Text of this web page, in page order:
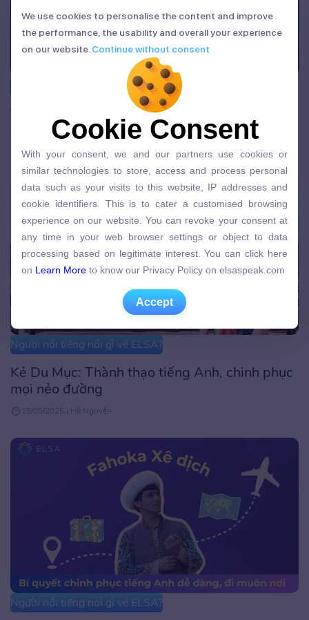
Người nổi tiếng nói gì về ELSA?
Thạc sĩ Lê Âu Ngân Anh và bí kíp học tiếng
Anh cùng ELSA Speak cực hay
01/01/2026 | Admin
Người nổi tiếng nói gì về ELSA?
Kẻ Du Mục: Thành thạo tiếng Anh, chinh phục
mọi nẻo đường
19/05/2025 | Hà Nguyễn
Người nổi tiếng nói gì về ELSA?
We use cookies to personalise the content and improve
the performance, the usability and overall your experience
Continue without consent
Cookie Consent
similar technologies to store, access and process personal
data such as your visits to this website, IP addresses and
cookie identifiers. This is to cater a customised browsing
experience on our website. You can revoke your consent at
any time in your web browser settings or object to data
processing based on legitimate interest. You can click here
on
Learn More to know our Privacy Policy on elsaspeak.com
We use cookies to personalise the content and improve
the performance, the usability and overall your experience
on our website. Continue without consent
Cookie Consent
With your consent, we and our partners use cookies or
similar technologies to store, access and process personal
data such as your visits to this website, IP addresses and
cookie identifiers. This is to cater a customised browsing
experience on our website. You can revoke your consent at
any time in your web browser settings or object to data
processing based on legitimate interest. You can click here
on Learn More to know our Privacy Policy on elsaspeak.com
Accept